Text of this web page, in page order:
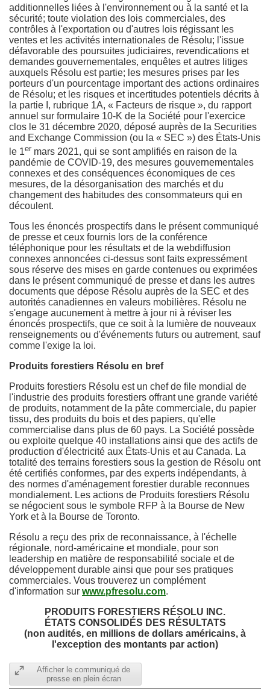
additionnelles liées à l'environnement ou à la santé et la
sécurité; toute violation des lois commerciales, des
contrôles à l'exportation ou d'autres lois régissant les
ventes et les activités internationales de Résolu; l'issue
défavorable des poursuites judiciaires, revendications et
demandes gouvernementales, enquêtes et autres litiges
auxquels Résolu est partie; les mesures prises par les
porteurs d'un pourcentage important des actions ordinaires
de Résolu; et les risques et incertitudes potentiels décrits à
la partie I, rubrique 1A, « Facteurs de risque », du rapport
annuel sur formulaire 10-K de la Société pour l'exercice
clos le 31 décembre 2020, déposé auprès de la Securities
and Exchange Commission (ou la « SEC ») des États-Unis
le 1er mars 2021, qui se sont amplifiés en raison de la
pandémie de COVID‑19, des mesures gouvernementales
connexes et des conséquences économiques de ces
mesures, de la désorganisation des marchés et du
changement des habitudes des consommateurs qui en
découlent.
Tous les énoncés prospectifs dans le présent communiqué
de presse et ceux fournis lors de la conférence
téléphonique pour les résultats et de la webdiffusion
connexes annoncées ci‑dessus sont faits expressément
sous réserve des mises en garde contenues ou exprimées
dans le présent communiqué de presse et dans les autres
documents que dépose Résolu auprès de la SEC et des
autorités canadiennes en valeurs mobilières. Résolu ne
s'engage aucunement à mettre à jour ni à réviser les
énoncés prospectifs, que ce soit à la lumière de nouveaux
renseignements ou d'événements futurs ou autrement, sauf
comme l'exige la loi.
Produits forestiers Résolu en bref
Produits forestiers Résolu est un chef de file mondial de
l'industrie des produits forestiers offrant une grande variété
de produits, notamment de la pâte commerciale, du papier
tissu, des produits du bois et des papiers, qu'elle
commercialise dans plus de 60 pays. La Société possède
ou exploite quelque 40 installations ainsi que des actifs de
production d'électricité aux États-Unis et au Canada. La
totalité des terrains forestiers sous la gestion de Résolu ont
été certifiés conformes, par des experts indépendants, à
des normes d'aménagement forestier durable reconnues
mondialement. Les actions de Produits forestiers Résolu
se négocient sous le symbole RFP à la Bourse de New
York et à la Bourse de Toronto.
Résolu a reçu des prix de reconnaissance, à l'échelle
régionale, nord-américaine et mondiale, pour son
leadership en matière de responsabilité sociale et de
développement durable ainsi que pour ses pratiques
commerciales. Vous trouverez un complément
d'information sur www.pfresolu.com.
PRODUITS FORESTIERS RÉSOLU INC.
ÉTATS CONSOLIDÉS DES RÉSULTATS
(non audités, en millions de dollars américains, à
l'exception des montants par action)
Afficher le communiqué de
presse en plein écran